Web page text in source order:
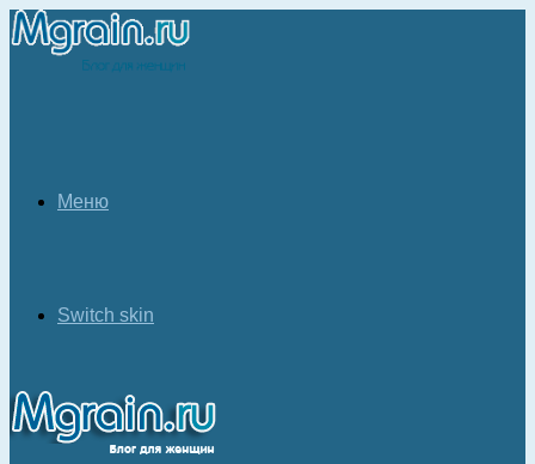
Меню
Switch skin